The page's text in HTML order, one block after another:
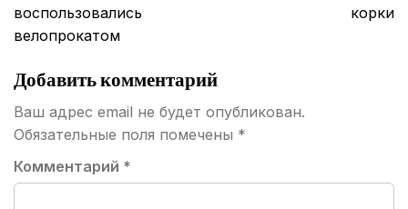
воспользовались
велопрокатом
корки
Добавить комментарий
Ваш адрес email не будет опубликован.
Обязательные поля помечены *
Комментарий *